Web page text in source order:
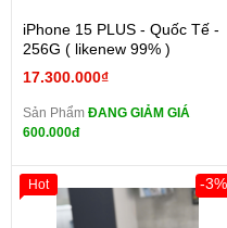
iPhone 15 PLUS - Quốc Tế -
256G ( likenew 99% )
17.300.000₫
Sản Phẩm ĐANG GIẢM GIÁ
600.000đ
-3%
Hot